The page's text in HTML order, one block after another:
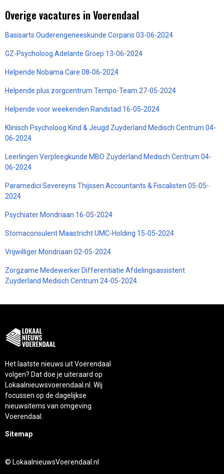
Overige vacatures in Voerendaal
Basisarts Ouderengeneeskunde Corparis 03-06-2024
GZ-Psycholoog Adelante Groep 13-06-2024
Helpende Nobama Care 08-06-2024
Helpende plus zorgcentrum Tempo-Team 27-05-2024
Helpende voor weekenden Randstad 16-05-2024
Klinisch Psycholoog Kind & Jeugd Zuyderland Medisch Centrum 04-
06-2024
Leerlingen Verpleegkunde MBO Zuyderland Medisch Centrum 04-
06-2024
Paramedici Severeyns Thijssen Accountants & Fiscalisten 05-05-
2024
Psychiater Mondriaan 16-05-2024
Stomaconsulent Maastricht UMC-Holding 15-05-2024
Vrijwilliger Mondriaan 02-05-2024
Zorgzame Medewerker Differentiatie Afdelingsassistent
Zuyderland Medisch Centrum 24-05-2024
Het laatste nieuws uit Voerendaal
volgen? Dat doe je uiteraard op
Lokaalnieuwsvoerendaal.nl. Wij
focussen op de dagelijkse
nieuwsitems van omgeving
Voerendaal.
Sitemap
© LokaalnieuwsVoerendaal.nl